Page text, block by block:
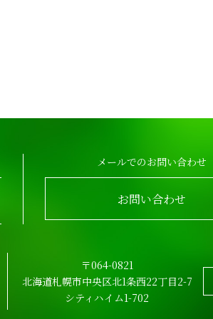
メールでのお問い合わせ
お問い合わせ
〒064-0821
北海道札幌市中央区北1条西22丁目2-7
シティハイム1-702